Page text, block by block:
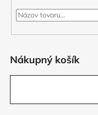
Nákupný košík